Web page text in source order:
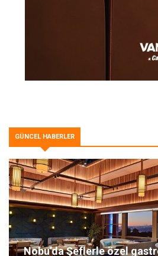
GÜNCEL HABERLER
Nobu’da Şeflerle özel